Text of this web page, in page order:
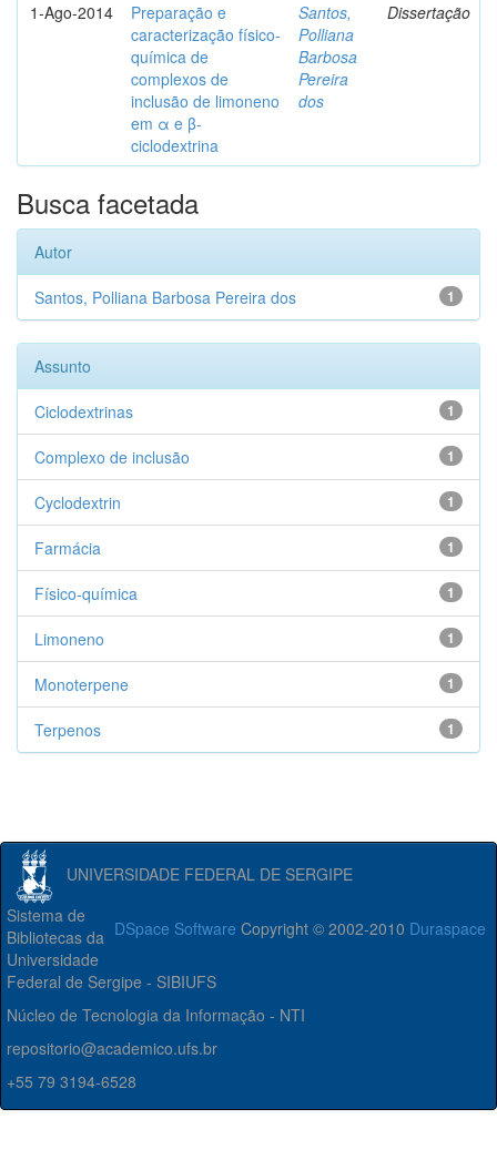
1-Ago-2014
Preparação e
caracterização físico-
química de
complexos de
inclusão de limoneno
em α e β-
ciclodextrina
Santos,
Polliana
Barbosa
Pereira
dos
Dissertação
Busca facetada
Autor
1
Santos, Polliana Barbosa Pereira dos
Assunto
1
Ciclodextrinas
1
Complexo de inclusão
1
Cyclodextrin
1
Farmácia
1
Físico-química
1
Limoneno
1
Monoterpene
1
Terpenos
UNIVERSIDADE FEDERAL DE SERGIPE
DSpace Software Copyright © 2002-2010 Duraspace
Sistema de
Bibliotecas da
Universidade
Federal de Sergipe - SIBIUFS
Núcleo de Tecnologia da Informação - NTI
repositorio@academico.ufs.br
+55 79 3194-6528